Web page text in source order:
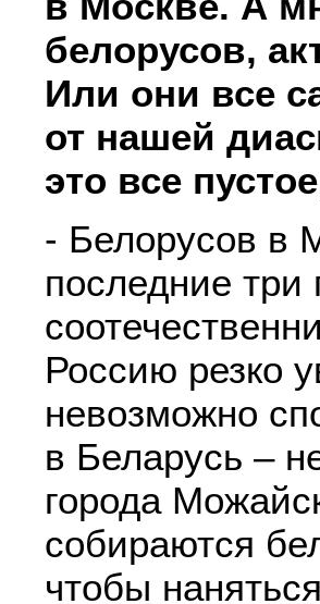
белорусов,
Или они все
от нашей
это все
- Белорусов в
последние три
Россию резко
невозможно
в Беларусь –
города
собираются
чтобы